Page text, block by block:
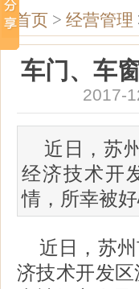
首页 > 经营管理
车门、车
2017-
近日，苏
经济技术开
情，所幸被
近日，苏
济技术开发